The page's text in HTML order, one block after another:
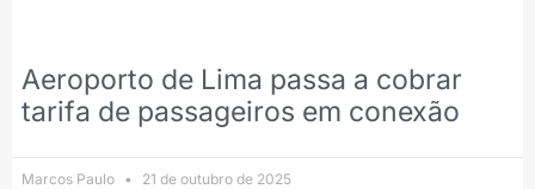
Aeroporto de Lima passa a cobrar
tarifa de passageiros em conexão
Marcos Paulo 21 de outubro de 2025